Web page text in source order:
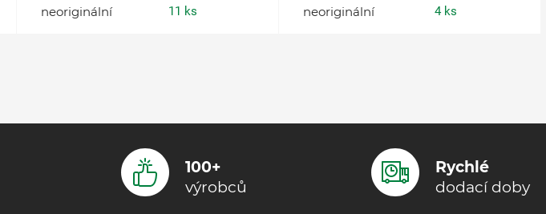
neoriginální
11 ks
neoriginální
4 ks
100+
výrobců
Rychlé
dodací doby